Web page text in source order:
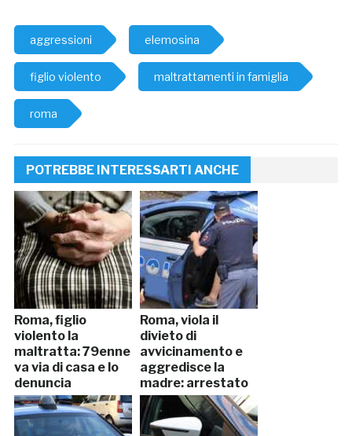
aggressioni elemosina
figlio violento maltrattamenti in famiglia
roma
POTREBBE INTERESSARTI ANCHE
Roma, figlio
violento la
maltratta: 79enne
va via di casa e lo
denuncia
Roma, viola il
divieto di
avvicinamento e
aggredisce la
madre: arrestato